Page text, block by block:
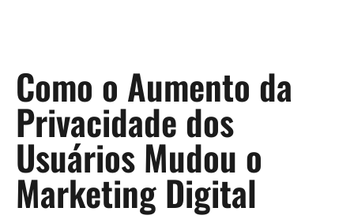
Como o Aumento da
Privacidade dos
Usuários Mudou o
Marketing Digital